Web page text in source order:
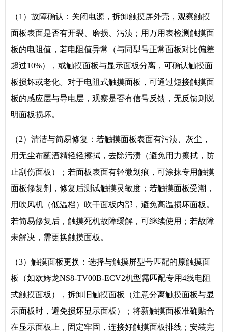
（1）故障确认：关闭电源，拆卸触摸屏外壳，观察触摸
面板表面是否有开裂、磨损、污渍；用万用表检测触摸面
板的电阻值，若电阻值异常（与同型号正常面板对比偏差
超过10%），或触摸面板与显示面板分离，可确认触摸面
板损坏或老化。对于电阻式触摸面板，可通过短接触摸面
板的感应层与导电层，观察是否有信号反馈，无反馈则说
明面板损坏。
（2）清洁与简易修复：若触摸面板表面有污渍、灰尘，
用无尘布蘸酒精轻轻擦拭，去除污渍（避免用力擦拭，防
止刮伤面板）；若面板表面有轻微划痕，可涂抹专用触摸
面板修复剂，修复后测试触摸灵敏度；若触摸面板受潮，
用吹风机（低温档）吹干面板内部，避免高温损坏面板。
若简易修复后，触摸死机故障缓解，可继续使用；若故障
未解决，需更换触摸面板。
（3）触摸面板更换：选择与触摸屏型号匹配的原触摸面
板（如欧姆龙NS8-TV00B-ECV2机型需匹配专用4线电阻
式触摸面板），拆卸旧触摸面板（注意分离触摸面板与显
示面板时，避免损坏显示面板）；将新触摸面板准确贴合
在显示面板上，固定牢固，连接好触摸面板排线；安装完